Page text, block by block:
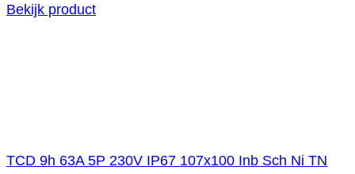
Bekijk product
TCD 9h 63A 5P 230V IP67 107x100 Inb Sch Ni TN